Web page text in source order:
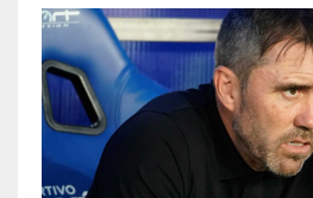
NYJ